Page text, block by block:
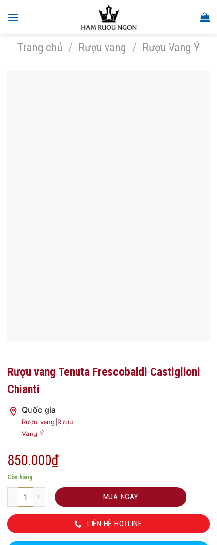
Trang chủ / Rượu vang / Rượu Vang Ý
Rượu vang Tenuta Frescobaldi Castiglioni
Chianti
Quốc gia
Rượu vang Rượu
Vang Ý
850.000₫
Còn hàng
Rượu vang Tenuta Frescobaldi Castiglioni Chianti số lượng
MUA NGAY
LIÊN HỆ HOTLINE